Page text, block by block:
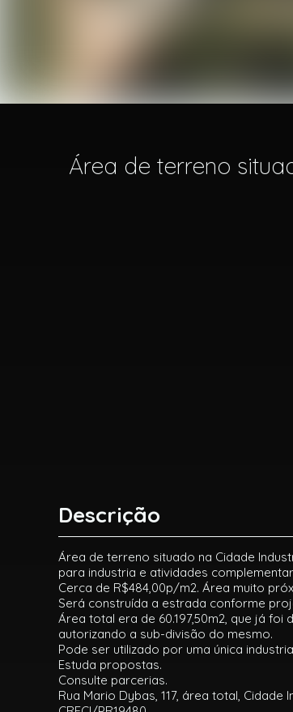
Área de terreno
Descrição
Área de terreno situado na Cidade
para industria e atividades
Cerca de R$484,00p/m2. Área muito
Será construída a estrada conforme
Área total era de 60.197,50m2, que já
autorizando a sub-divisão do mesmo.
Pode ser utilizado por uma única
Estuda propostas.
Consulte parcerias.
Rua Mario Dybas, 117, área total, Cidade